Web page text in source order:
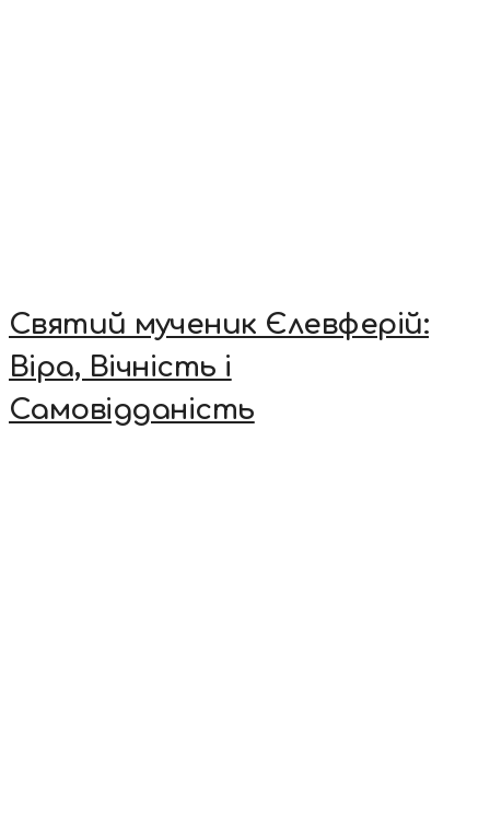
Святий мученик Єлевферій:
Віра, Вічність і
Самовідданість